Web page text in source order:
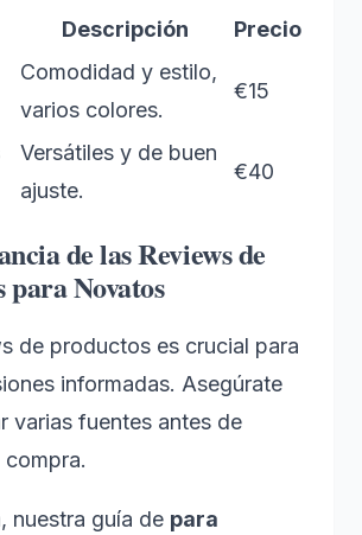
Descripción
Precio
Comodidad y estilo,
varios colores.
€15
Versátiles y de buen
ajuste.
€40
de las Reviews de
para Novatos
de productos es crucial para
informadas. Asegúrate
varias fuentes antes de
compra.
nuestra guía de para